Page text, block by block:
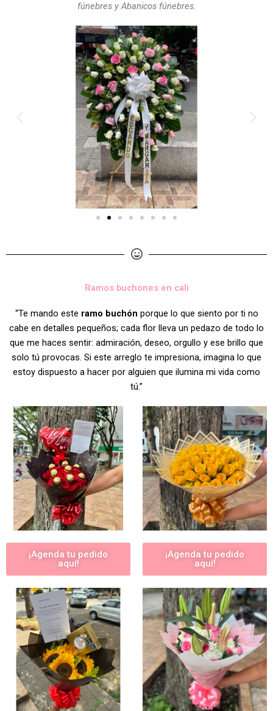
fúnebres y Abanicos fúnebres.
Ramos buchones en cali
“Te mando este ramo buchón porque lo que siento por ti no
cabe en detalles pequeños; cada flor lleva un pedazo de todo lo
que me haces sentir: admiración, deseo, orgullo y ese brillo que
solo tú provocas. Si este arreglo te impresiona, imagina lo que
estoy dispuesto a hacer por alguien que ilumina mi vida como
tú.”
¡Agenda tu pedido
aquí!
¡Agenda tu pedido
aquí!